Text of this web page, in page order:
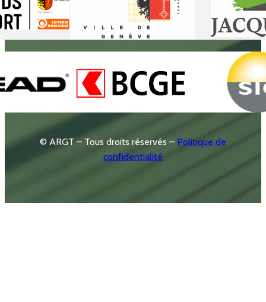
© ARGT – Tous droits réservés – Politique de
confidentialité